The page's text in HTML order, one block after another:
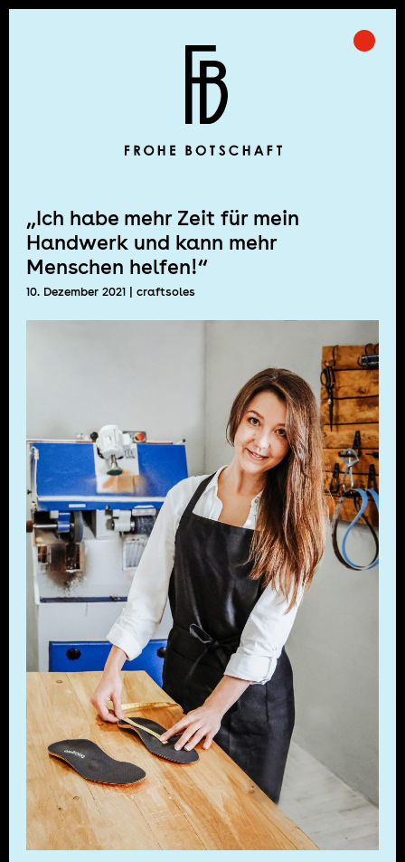
Frohe Botschaft
„Ich habe mehr Zeit für mein
Handwerk und kann mehr
Menschen helfen!“
10. Dezember 2021| craftsoles